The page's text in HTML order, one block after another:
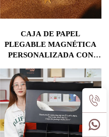
CAJA DE PAPEL
PLEGABLE MAGNÉTICA
PERSONALIZADA CON
Y LISTÓN CAJA DE
REGALO DE LUJO PARA
BODAS